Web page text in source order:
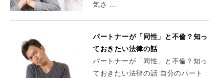
気さ …
パートナーが「同性」と不倫？知っ
ておきたい法律の話
パートナーが「同性」と不倫？知っ
ておきたい法律の話 自分のパート